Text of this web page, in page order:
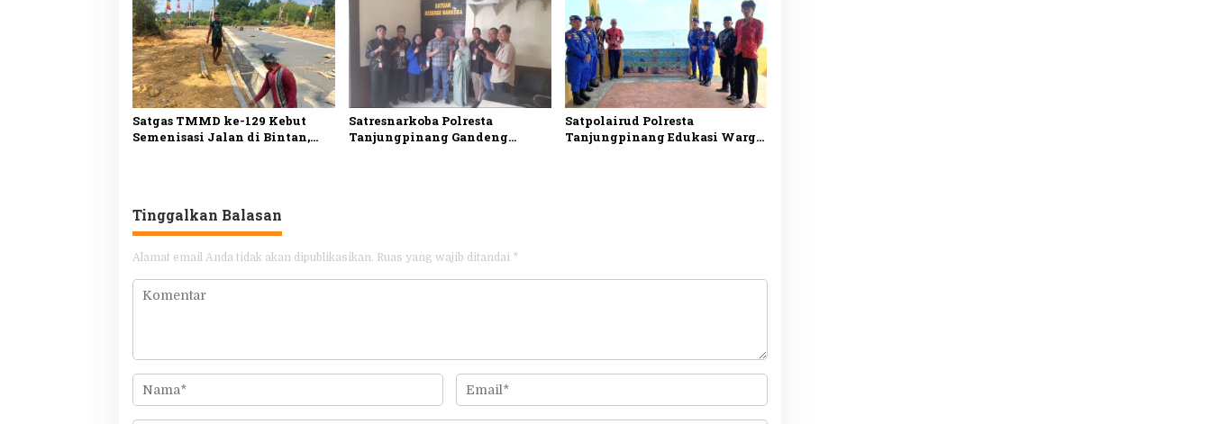
Satgas TMMD ke-129 Kebut
Semenisasi Jalan di Bintan,
Satresnarkoba Polresta
Tanjungpinang Gandeng
Satpolairud Polresta
Tanjungpinang Edukasi Warga
Tinggalkan Balasan
Alamat email Anda tidak akan dipublikasikan. Ruas yang wajib ditandai *